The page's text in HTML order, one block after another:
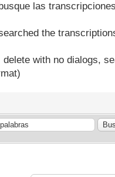
las
the
with no dialogs,